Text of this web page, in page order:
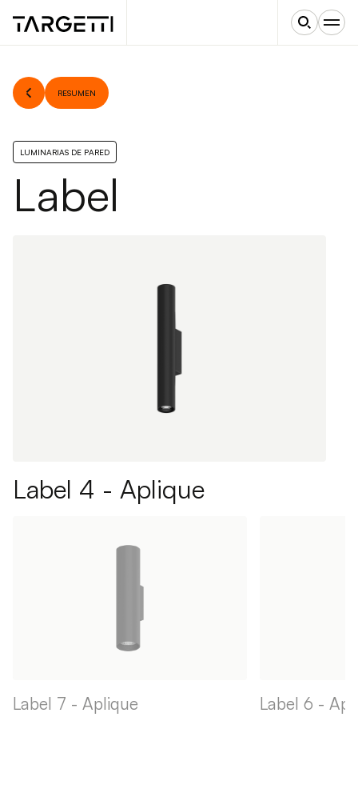
RESUMEN
LUMINARIAS DE PARED
Label
Label 4 - Aplique
Label 7 - Aplique Label 6 -